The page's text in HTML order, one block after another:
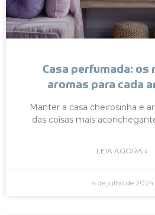
Casa perfumada: os
aromas para cada
Manter a casa cheirosinha e
das coisas mais
LEIA AGORA »
4 de julho de 2024